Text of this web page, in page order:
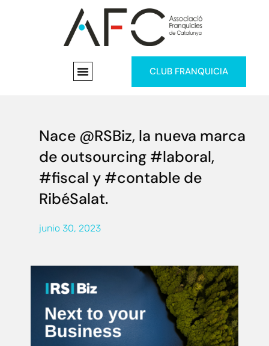
CLUB FRANQUICIA
Nace @RSBiz, la nueva marca
de outsourcing #laboral,
#fiscal y #contable de
RibéSalat.
junio 30, 2023